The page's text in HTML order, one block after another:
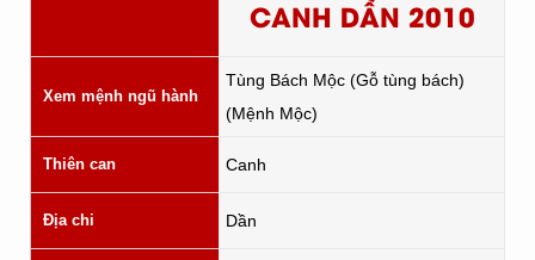
CANH DẦN 2010
Xem mệnh ngũ hành
Tùng Bách Mộc (Gỗ tùng bách)
(Mệnh Mộc)
Thiên can Canh
Địa chi Dần